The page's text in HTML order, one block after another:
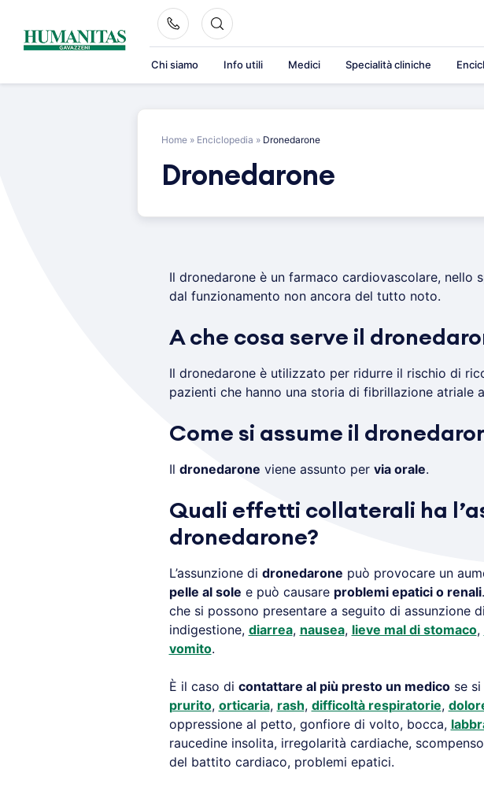
content
Chi siamo Info utili Medici Specialità cliniche
Home » Enciclopedia » Dronedarone
Dronedarone
Il dronedarone è un farmaco cardiovascolare, nello
dal funzionamento non ancora del tutto noto.
A che cosa serve il
Il dronedarone è utilizzato per ridurre il rischio di
pazienti che hanno una storia di fibrillazione atriale
Come si assume il
Il dronedarone viene assunto per via orale.
Quali effetti collaterali ha
dronedarone?
L’assunzione di dronedarone può provocare un
pelle al sole e può causare problemi epatici o renali
che si possono presentare a seguito di assunzione
indigestione, diarrea, nausea, lieve mal di stomaco,
vomito.
È il caso di contattare al più presto un medicose si
prurito, orticaria, rash, difficoltà respiratorie,
oppressione al petto, gonfiore di volto, bocca,
raucedine insolita, irregolarità cardiache,
del battito cardiaco, problemi epatici.